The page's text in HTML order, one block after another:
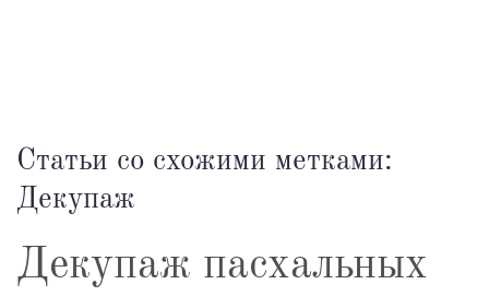
Статьи со схожими метками:
Декупаж
Декупаж пасхальных